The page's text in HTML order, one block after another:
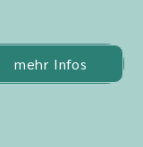
mehr Infos